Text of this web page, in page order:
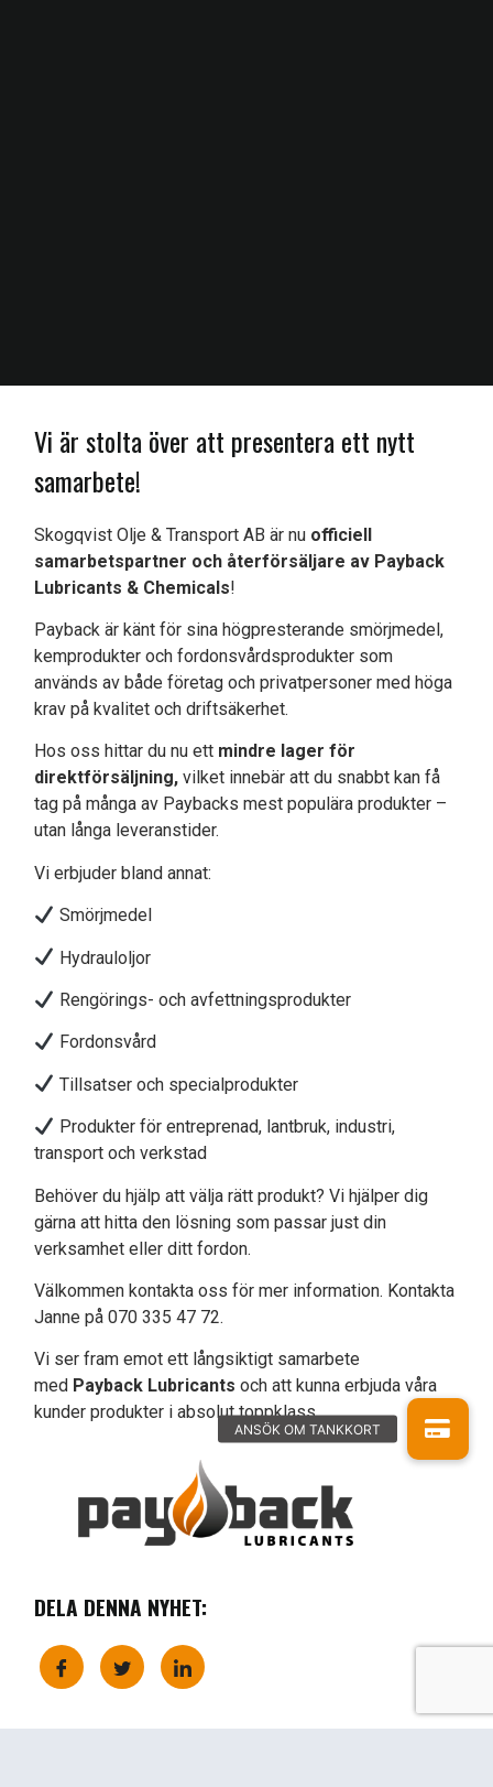
Vi är stolta över att presentera ett nytt
samarbete!
Skogqvist Olje & Transport AB är nu officiell
samarbetspartner och återförsäljare av Payback
Lubricants & Chemicals!
Payback är känt för sina högpresterande smörjmedel,
kemprodukter och fordonsvårdsprodukter som
används av både företag och privatpersoner med höga
krav på kvalitet och driftsäkerhet.
Hos oss hittar du nu ett mindre lager för
direktförsäljning,vilket innebär att du snabbt kan få
tag på många av Paybacks mest populära produkter –
utan långa leveranstider.
Vi erbjuder bland annat:
Smörjmedel
Hydrauloljor
Rengörings- och avfettningsprodukter
Fordonsvård
Tillsatser och specialprodukter
Produkter för entreprenad, lantbruk, industri,
transport och verkstad
Behöver du hjälp att välja rätt produkt? Vi hjälper dig
gärna att hitta den lösning som passar just din
verksamhet eller ditt fordon.
Välkommen kontakta oss för mer information. Kontakta
Janne på 070 335 47 72.
Vi ser fram emot ett långsiktigt samarbete
med Payback Lubricants och att kunna erbjuda våra
kunder produkter i absolut toppklass.
DELA DENNA NYHET: